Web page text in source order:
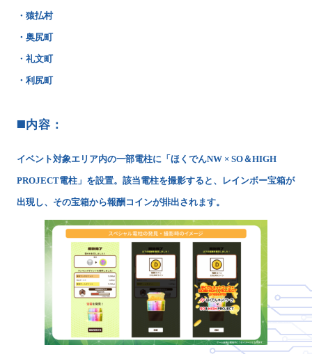
・猿払村
・奥尻町
・礼文町
・利尻町
◼️内容：
イベント対象エリア内の一部電柱に「ほくでんNW × SO＆HIGH
PROJECT電柱」を設置。該当電柱を撮影すると、レインボー宝箱が
出現し、その宝箱から報酬コインが排出されます。